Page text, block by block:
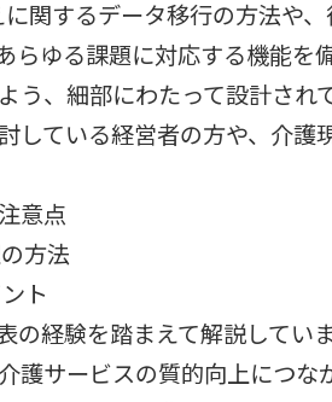
関するデータ移行の方法や
ゆる課題に対応する機能を
、細部にわたって設計され
している経営者の方や、介護
意点
方法
ト
経験を踏まえて解説していま
護サービスの質的向上につな